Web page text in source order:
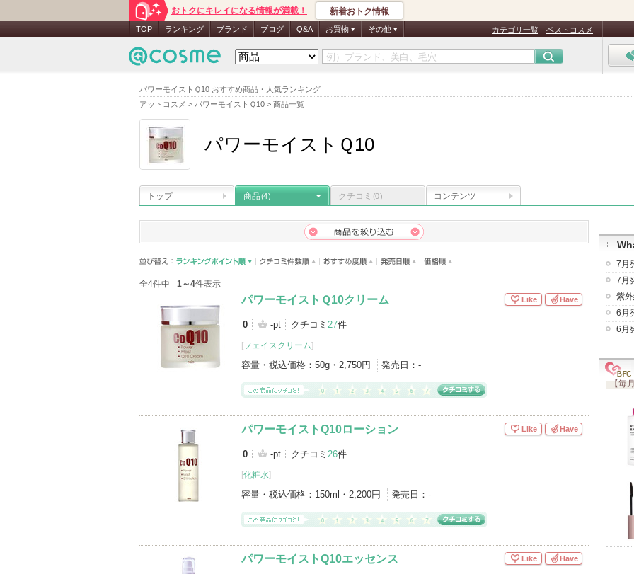
パワーモイストＱ10 おすすめ商品・人気ランキング
アットコスメ > パワーモイストＱ10 > 商品一覧
おトクにキレイになる情報が満載！ 新着おトク情報
TOP ランキング ブランド ブログ Q&A お買物 その他 カテゴリ一覧 ベストコスメ
パワーモイストＱ10
トップ 商品(4) クチコミ (0) コンテンツ
全4件中 1～4件表示
パワーモイストＱ10クリーム
0 -pt クチコミ 27件
[フェイスクリーム]
容量・税込価格： 50g・2,750円 発売日： -
Like Have
パワーモイストQ10ローション
0 -pt クチコミ 26件
[化粧水]
容量・税込価格： 150ml・2,200円 発売日： -
Like Have
パワーモイストQ10エッセンス Like Have
7月
7月
紫
6月
6月
【毎